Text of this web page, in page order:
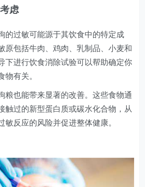
虑
的过敏可能源于其饮食中的特定成
原包括牛肉、鸡肉、乳制品、小麦和
下进行饮食消除试验可以帮助确定你
物有关。
粮也能带来显著的改善。这些食物通
触过的新型蛋白质或碳水化合物，从
敏反应的风险并促进整体健康。